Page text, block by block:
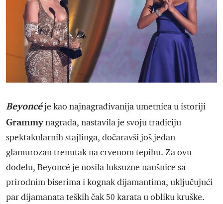
Beyoncéje kao najnagrađivanija umetnica u istoriji
Grammynagrada, nastavila je svoju tradiciju
spektakularnih stajlinga, dočaravši još jedan
glamurozan trenutak na crvenom tepihu. Za ovu
dodelu, Beyoncé je nosila luksuzne naušnice sa
prirodnim biserima i kognak dijamantima, uključujući
par dijamanata teških čak 50 karata u obliku kruške.